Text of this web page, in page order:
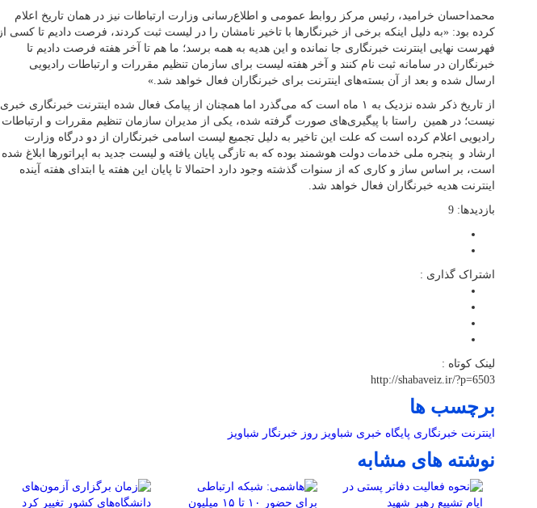
محمداحسان خرامید، رئیس مرکز روابط عمومی و اطلاع‌رسانی وزارت ارتباطات نیز در همان تاریخ اعلام
کرده بود: «به دلیل اینکه برخی از خبرنگارها با تاخیر نامشان را در لیست ثبت کردند، فرصت دادیم تا کسی از
فهرست نهایی اینترنت خبرنگاری جا نمانده و این هدیه به همه برسد؛ ما هم تا آخر هفته فرصت دادیم تا
خبرنگاران در سامانه ثبت نام کنند و آخر هفته لیست برای سازمان تنظیم مقررات و ارتباطات رادیویی
ارسال شده و بعد از آن بسته‌های اینترنت برای خبرنگاران فعال خواهد شد.»
از تاریخ ذکر شده نزدیک به ۱ ماه است که می‌گذرد اما همچنان از پیامک فعال شده اینترنت خبرنگاری خبری
نیست؛ در همین راستا با پیگیری‌های صورت گرفته شده، یکی از مدیران سازمان تنظیم مقررات و ارتباطات
رادیویی اعلام کرده است که علت این تاخیر به دلیل تجمیع لیست اسامی خبرنگاران از دو درگاه وزارت
ارشاد و پنجره ملی خدمات دولت هوشمند بوده که به تازگی پایان یافته و لیست جدید به اپراتورها ابلاغ شده
است، بر اساس ساز و کاری که از سنوات گذشته وجود دارد احتمالا تا پایان این هفته یا ابتدای هفته آینده
اینترنت هدیه خبرنگاران فعال خواهد شد.
بازدیدها: 9
اشتراک گذاری :
لینک کوتاه :
http://shabaveiz.ir/?p=6503
برچسب ها
اینترنت خبرنگاری پایگاه خبری شباویز روز خبرنگار شباویز
نوشته های مشابه